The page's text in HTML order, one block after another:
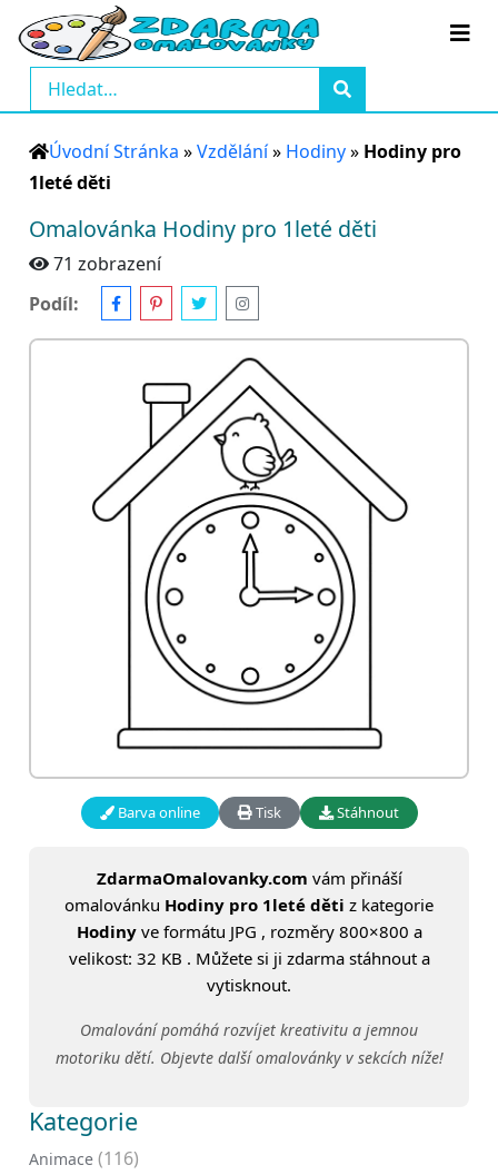
Úvodní Stránka »Vzdělání» Hodiny» Hodiny pro
1leté děti
Omalovánka Hodiny pro 1leté děti
71 zobrazení
Podíl:
Barva online Tisk Stáhnout
ZdarmaOmalovanky.com vám přináší
omalovánku Hodiny pro 1leté děti z kategorie
Hodinyve formátu JPG , rozměry 800×800 a
velikost: 32 KB . Můžete si ji zdarma stáhnout a
vytisknout.
Omalování pomáhá rozvíjet kreativitu a jemnou
motoriku dětí. Objevte další omalovánky v sekcích níže!
Kategorie
Animace (116)